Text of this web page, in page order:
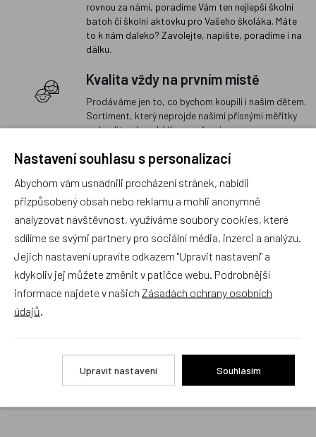
rovnou za námi, poradíme Vám ten nejlepší školní
batoh či školní aktovku pro Vašeho školáka. Máte
to k nám daleko? Zavolejte, napište, poradíme i na
dálku.
Kvalita vždy na prvním místě
Prodáváme jen to, co bychom koupili i našim dětem.
Sortiment, který neprojde našimi přísnými měřítky
na kvalitu, do nabídky nezařazujeme.
Rychlé vyřízení reklamace i na dálku
Pokud to povaha vady umožňuje (zjevná
neopravitelnost výrobku), reklamaci vyřídíme i na
základě pouhého zaslání fotografií na náš email a
vyměníme zboží kus za kus. Vždy se snažíme šetřit
Váš čas a peníze. Můžeme si to dovolit, protože
naše kvalitní zboží zákazníci téměř nereklamují.
Milujeme české výrobky
Objednávky obsahující jen skladové položky
expedujeme i v den objednávky, ostatní dle dodací
Nastavení souhlasu s personalizací
Abychom vám usnadnili procházení stránek, nabídli
přizpůsobený obsah nebo reklamu a mohli anonymně
analyzovat návštěvnost, využíváme soubory cookies, které
sdílíme se svými partnery pro sociální média, inzerci a analýzu.
Jejich nastavení upravíte odkazem "Upravit nastavení" a
kdykoliv jej můžete změnit v patičce webu. Podrobnější
informace najdete v našich Zásadách ochrany osobních
údajů
Upravit nastavení Souhlasím